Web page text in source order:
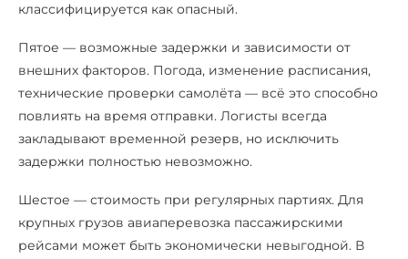
классифицируется как опасный.
Пятое — возможные задержки и зависимости от
внешних факторов. Погода, изменение расписания,
технические проверки самолёта — всё это способно
повлиять на время отправки. Логисты всегда
закладывают временной резерв, но исключить
задержки полностью невозможно.
Шестое — стоимость при регулярных партиях. Для
крупных грузов авиаперевозка пассажирскими
рейсами может быть экономически невыгодной. В